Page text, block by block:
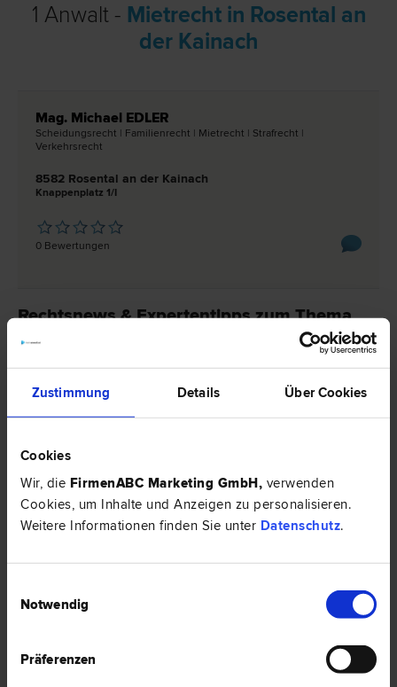
Zustimmung Details Über Cookies
Cookies
Wir, die FirmenABC Marketing GmbH, verwenden
Cookies, um Inhalte und Anzeigen zu personalisieren.
Weitere Informationen finden Sie unter Datenschutz.
Notwendig
Präferenzen
1 Anwalt - Mietrecht in Rosental an
der Kainach
Mag. Michael EDLER
Scheidungs­recht | Familien­recht | Miet­recht | Straf­recht |
Verkehrs­recht
8582 Rosental an der Kainach
Knappenplatz 1/I
0 Bewertungen
Rechtsnews & Expertentipps zum Thema
"Mietrecht"
Gewerbliche Nutzung der Mietwohnung – was ist zu
In den meisten Verträgen von Mietwohnungen findet man den Zusatz